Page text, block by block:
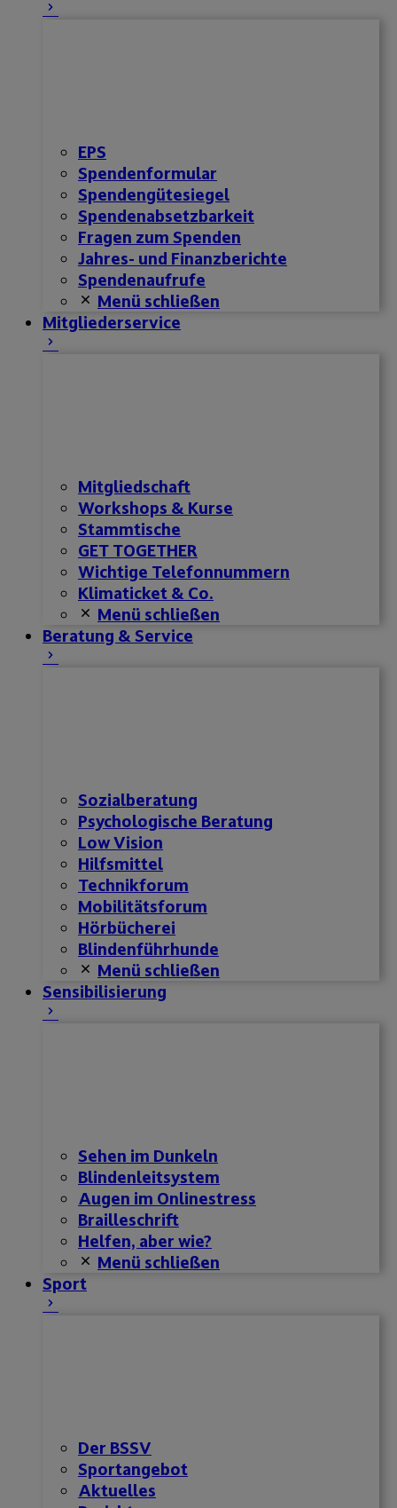
EPS
Spendenformular
Spendengütesiegel
Spendenabsetzbarkeit
Fragen zum Spenden
Jahres- und Finanzberichte
Spendenaufrufe
Menü schließen
Mitgliederservice
Mitgliedschaft
Workshops & Kurse
Stammtische
GET TOGETHER
Wichtige Telefonnummern
Klimaticket & Co.
Menü schließen
Beratung & Service
Sozialberatung
Psychologische Beratung
Low Vision
Hilfsmittel
Technikforum
Mobilitätsforum
Hörbücherei
Blindenführhunde
Menü schließen
Sensibilisierung
Sehen im Dunkeln
Blindenleitsystem
Augen im Onlinestress
Brailleschrift
Helfen, aber wie?
Menü schließen
Sport
Der BSSV
Sportangebot
Aktuelles